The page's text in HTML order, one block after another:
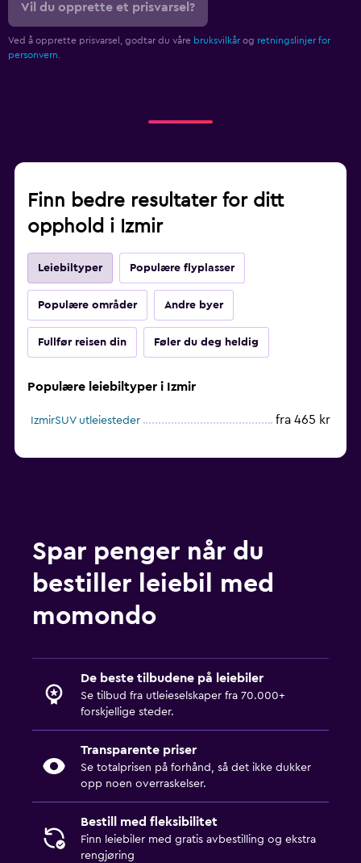
Vil du opprette et prisvarsel?
Ved å opprette prisvarsel, godtar du våre bruksvilkår og retningslinjer for
personvern.
Finn bedre resultater for ditt
opphold i Izmir
Leiebiltyper Populære flyplasser
Populære områder Andre byer
Fullfør reisen din Føler du deg heldig
Populære leiebiltyper i Izmir
IzmirSUV utleiesteder fra 465 kr
Spar penger når du
bestiller leiebil med
momondo
De beste tilbudene på leiebiler
Se tilbud fra utleieselskaper fra 70.000+
forskjellige steder.
Transparente priser
Se totalprisen på forhånd, så det ikke dukker
opp noen overraskelser.
Bestill med fleksibilitet
Finn leiebiler med gratis avbestilling og ekstra
rengjøring